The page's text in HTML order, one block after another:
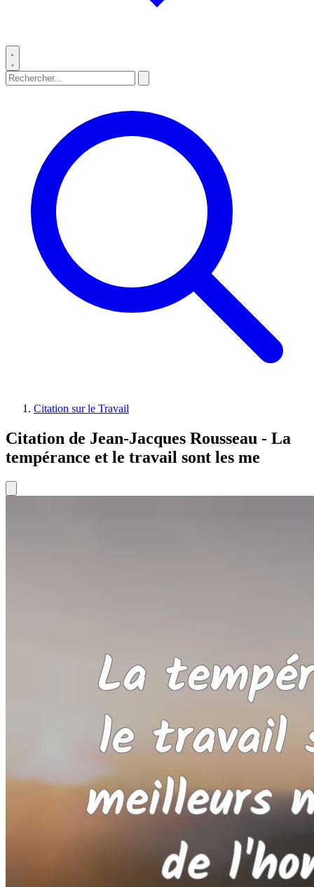
Citation sur le Travail
Citation de Jean-Jacques Rousseau - La
tempérance et le travail sont les me